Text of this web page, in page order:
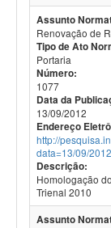
Assunto
Renovação de
Tipo de Ato
Portaria
Número:
1077
Data da
13/09/2012
Endereço
http://
data=13/09/
Descrição:
Homologação
Trienal 2010
Assunto